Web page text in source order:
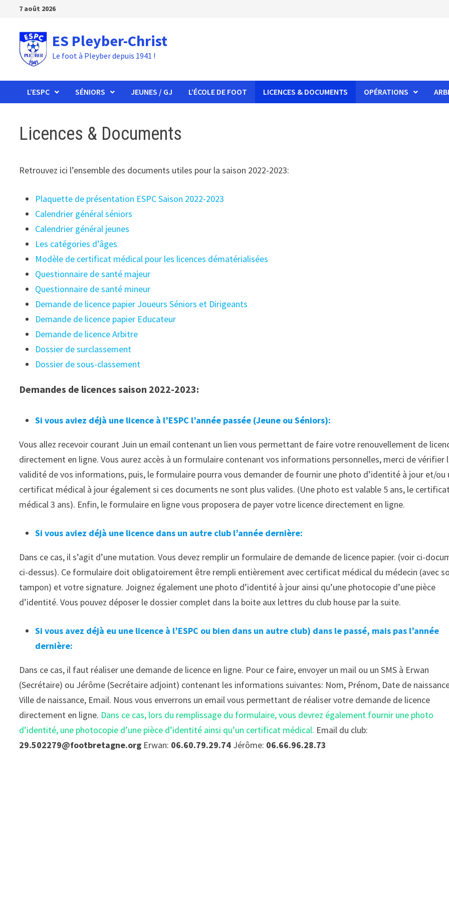
Passer
contenu
7 août 2026
ES Pleyber-Christ
Le foot à Pleyber depuis 1941 !
L’ESPC SÉNIORS JEUNES / GJ L’ÉCOLE DE FOOT LICENCES & DOCUMENTS OPÉRATIONS
Licences & Documents
Retrouvez ici l’ensemble des documents utiles pour la saison 2022-2023:
Plaquette de présentation ESPC Saison 2022-2023
Calendrier général séniors
Calendrier général jeunes
Les catégories d’âges
Modèle de certificat médical pour les licences dématérialisées
Questionnaire de santé majeur
Questionnaire de santé mineur
Demande de licence papier Joueurs Séniors et Dirigeants
Demande de licence papier Educateur
Demande de licence Arbitre
Dossier de surclassement
Dossier de sous-classement
Demandes de licences saison 2022-2023:
Si vous aviez déjà une licence à l’ESPC l’année passée (Jeune ou Séniors):
Vous allez recevoir courant Juin un email contenant un lien vous permettant de faire votre renouvellement de
directement en ligne. Vous aurez accès à un formulaire contenant vos informations personnelles, merci de vérifier
validité de vos informations, puis, le formulaire pourra vous demander de fournir une photo d’identité à jour et/ou
certificat médical à jour également si ces documents ne sont plus valides. (Une photo est valable 5 ans, le
médical 3 ans). Enfin, le formulaire en ligne vous proposera de payer votre licence directement en ligne.
Si vous aviez déjà une licence dans un autre club l’année dernière:
Dans ce cas, il s’agit d’une mutation. Vous devez remplir un formulaire de demande de licence papier. (voir ci-
ci-dessus). Ce formulaire doit obligatoirement être rempli entièrement avec certificat médical du médecin (avec
tampon) et votre signature. Joignez également une photo d’identité à jour ainsi qu’une photocopie d’une pièce
d’identité. Vous pouvez déposer le dossier complet dans la boite aux lettres du club house par la suite.
Si vous avez déjà eu une licence à l’ESPC ou bien dans un autre club) dans le passé, mais pas l’année
dernière:
Dans ce cas, il faut réaliser une demande de licence en ligne. Pour ce faire, envoyer un mail ou un SMS à Erwan
(Secrétaire) ou Jérôme (Secrétaire adjoint) contenant les informations suivantes: Nom, Prénom, Date de
Ville de naissance, Email. Nous vous enverrons un email vous permettant de réaliser votre demande de licence
directement en ligne. Dans ce cas, lors du remplissage du formulaire, vous devrez également fournir une photo
d’identité, une photocopie d’une pièce d’identité ainsi qu’un certificat médical. Email du club:
29.502279@footbretagne.org Erwan: 06.60.79.29.74 Jérôme: 06.66.96.28.73